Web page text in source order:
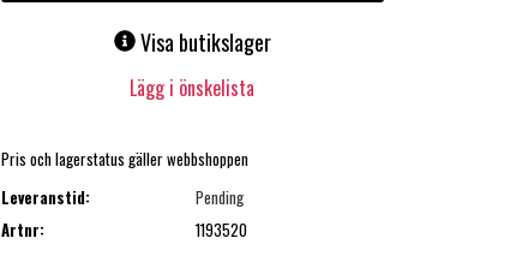
Visa butikslager
Lägg i önskelista
Pris och lagerstatus gäller webbshoppen
Leveranstid:
Pending
Artnr:
1193520